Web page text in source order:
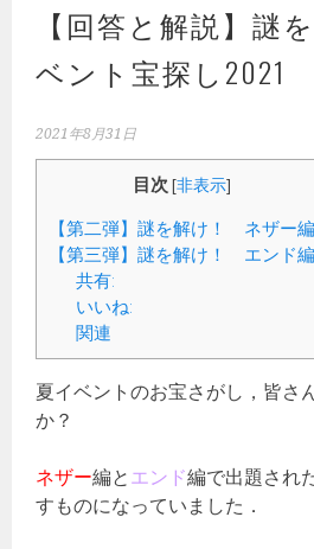
【回答と解説】謎
ベント宝探し2021
2021年8月31日
目次 [非表示]
【第二弾】謎を解け！ ネザー編
【第三弾】謎を解け！ エンド編
共有:
いいね:
関連
夏イベントのお宝さがし，皆さ
か？
ネザー編と エンド編で出題され
すものになっていました．